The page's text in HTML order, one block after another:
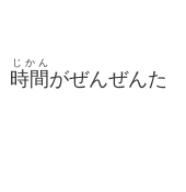
時間
じかん
がぜんぜんた